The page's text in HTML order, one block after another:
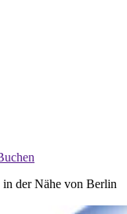
der Nähe von Berlin